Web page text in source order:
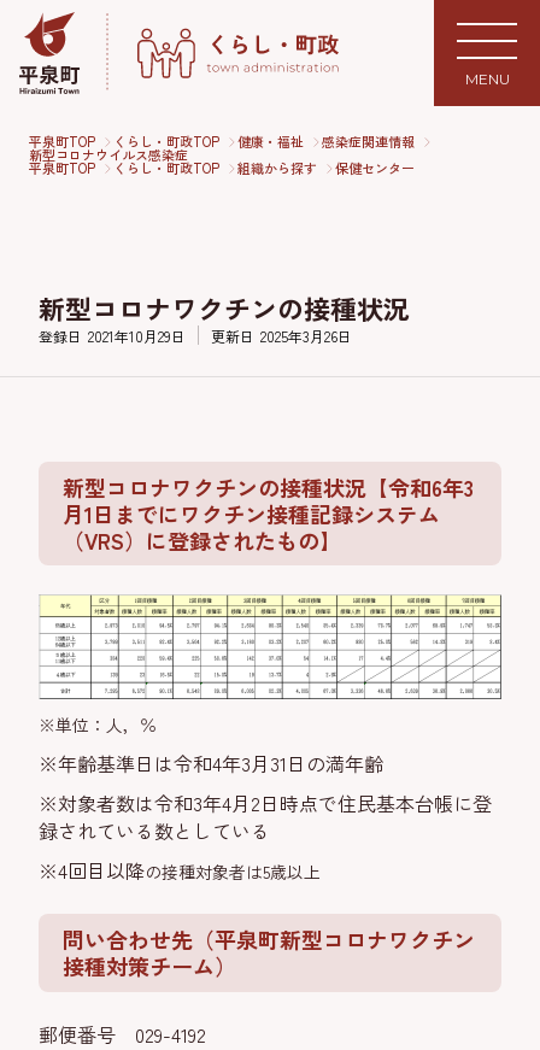
MENU
平泉町TOP くらし・町政TOP 健康・福祉 感染症関連情報
新型コロナウイルス感染症
平泉町TOP くらし・町政TOP 組織から探す 保健センター
新型コロナワクチンの接種状況
登録日 2021年10月29日 更新日 2025年3月26日
新型コロナワクチンの接種状況【令和6年3
月1日までにワクチン接種記録システム
（VRS）に登録されたもの】
※単位：人，％
※年齢基準日は令和4年3月31日の満年齢
※対象者数は令和3年4月2日時点で住民基本台帳に登
録されている数としている
※4回目以降の接種対象者は5歳以上
問い合わせ先 （平泉町新型コロナワクチン
接種対策チーム）
郵便番号 029-4192